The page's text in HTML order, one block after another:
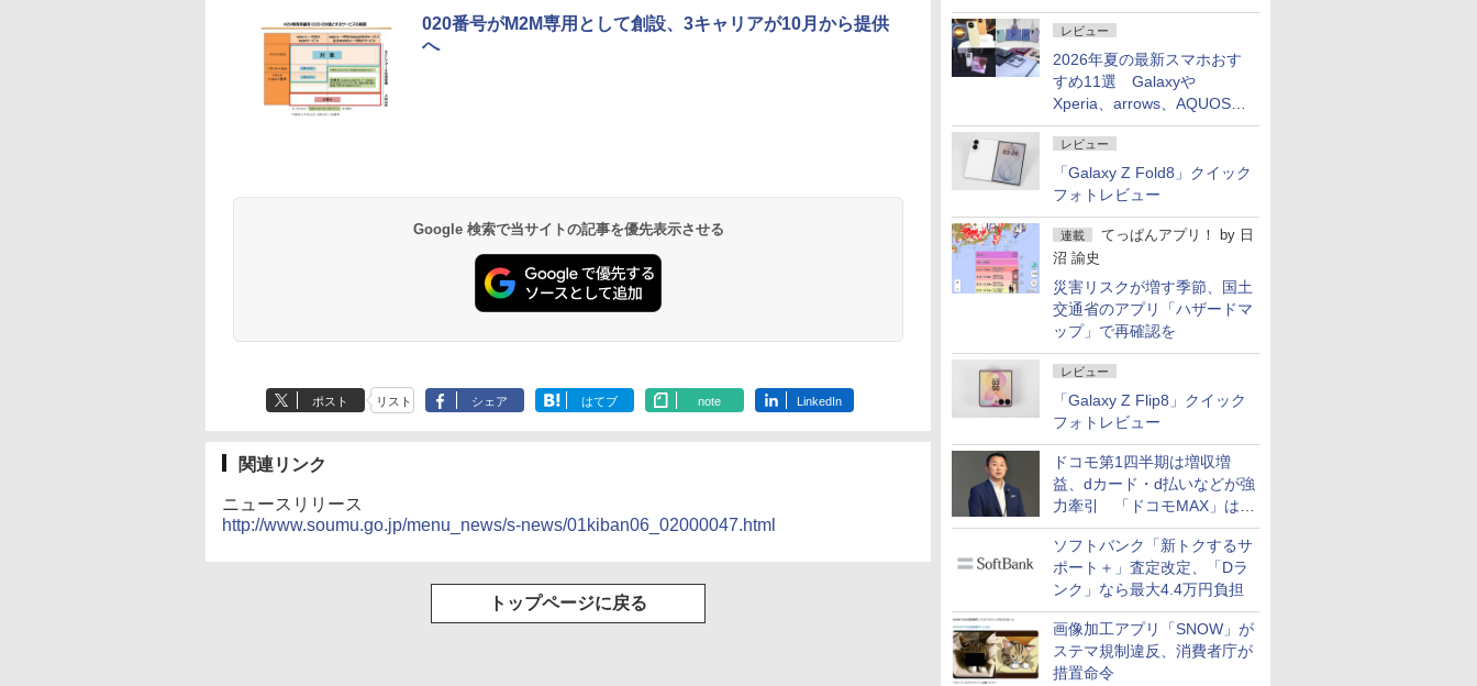
屋のメニュー並みの薄さ」
レビュー
2026年夏の最新スマホおす
すめ11選 Galaxyや
Xperia、arrows、AQUOSな
ど注目機種の特徴は
レビュー
「Galaxy Z Fold8」クイック
フォトレビュー
連載 てっぱんアプリ！ by 日
沼 諭史
災害リスクが増す季節、国土
交通省のアプリ「ハザードマ
ップ」で再確認を
レビュー
「Galaxy Z Flip8」クイック
フォトレビュー
ドコモ第1四半期は増収増
益、dカード・d払いなどが強
力牽引 「ドコモMAX」は
400万契約突破
ソフトバンク「新トクするサ
ポート＋」査定改定、「Dラ
ンク」なら最大4.4万円負担
画像加工アプリ「SNOW」が
ステマ規制違反、消費者庁が
措置命令
020番号がM2M専用として創設、3キャリアが10月から提供
へ
Google 検索で当サイトの記事を優先表示させる
ポスト リスト シェア はてブ note LinkedIn
関連リンク
ニュースリリース
http://www.soumu.go.jp/menu_news/s-news/01kiban06_02000047.html
トップページに戻る